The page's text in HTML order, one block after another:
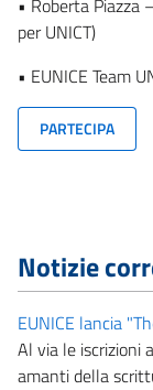
• Roberta Piazza –
per UNICT)
• EUNICE Team
PARTECIPA
Notizie
EUNICE lancia
Al via le iscrizioni
amanti della